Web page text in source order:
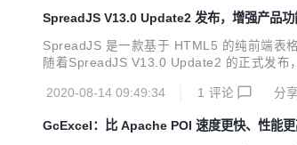
SpreadJS V13.0 Update2 发布，增强产品
SpreadJS 是一款基于 HTML5 的纯前端表
随着SpreadJS V13.0 Update2 的正式发布
2020-08-14 09:49:34
1 评论 分享
GcExcel：比 Apache POI 速度更快、性能